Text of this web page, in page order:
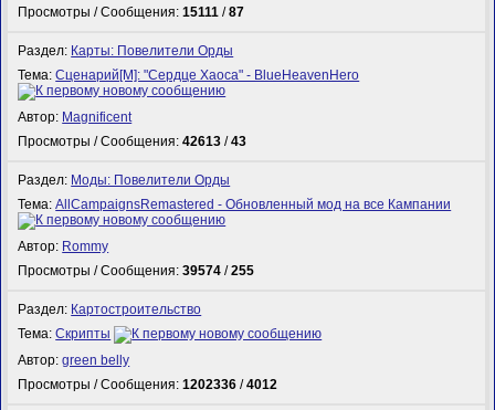
Просмотры / Сообщения:15111 /87
Раздел: Карты: Повелители Орды
Тема:Сценарий[M]: "Сердце Хаоса" - BlueHeavenHero
Автор: Magnificent
Просмотры / Сообщения:42613 /43
Раздел: Моды: Повелители Орды
Тема:AllCampaignsRemastered - Обновленный мод на все Кампании
Автор: Rommy
Просмотры / Сообщения:39574 /255
Раздел: Картостроительство
Тема:Скрипты
Автор:green belly
Просмотры / Сообщения:1202336 /4012